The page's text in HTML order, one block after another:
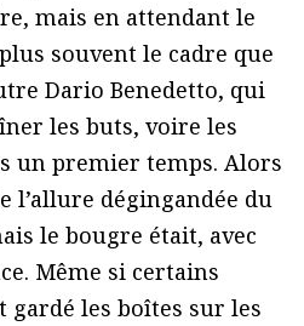
mais en attendant le
souvent le cadre que
Dario Benedetto, qui
les buts, voire les
un premier temps. Alors
l’allure dégingandée du
le bougre était, avec
Même si certains
gardé les boîtes sur les